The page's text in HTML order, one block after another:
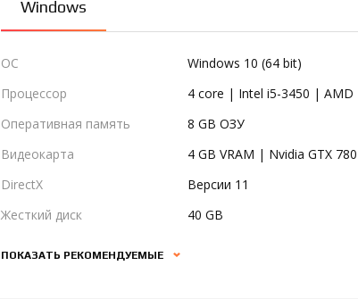
Windows
ОС
Windows 10 (64 bit)
Процессор
4 core | Intel i5-3450 | AMD
Оперативная память
8 GB ОЗУ
Видеокарта
4 GB VRAM | Nvidia GTX
DirectX
Версии 11
Жесткий диск
40 GB
ПОКАЗАТЬ РЕКОМЕНДУЕМЫЕ